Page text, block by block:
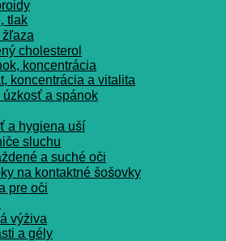
tlak
žľaza
cholesterol
koncentrácia
koncentrácia a vitalita
úzkosť a spánok
a hygiena uší
sluchu
a suché oči
na kontaktné šošovky
pre oči
výživa
a gély